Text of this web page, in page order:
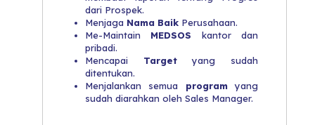
dari Prospek.
Menjaga Nama Baik Perusahaan.
Me-Maintain MEDSOS kantor dan
pribadi.
Mencapai Targetyang sudah
ditentukan.
Menjalankan semua programyang
sudah diarahkan oleh Sales Manager.